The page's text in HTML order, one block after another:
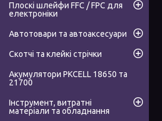
Плоскі шлейфи FFC / FPC для
електроніки
Автотовари та автоаксесуари
Скотчі та клейкі стрічки
Акумулятори PKCELL 18650 та
21700
Інструмент, витратні
матеріали та обладнання